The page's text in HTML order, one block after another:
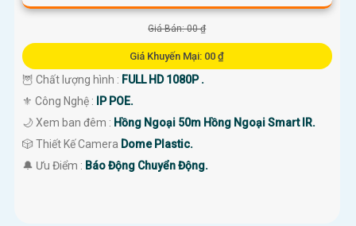
Giá Bán: 00 ₫
Giá Khuyến Mại: 00 ₫
🦉 Chất lượng hình : FULL HD 1080P .
⚜️ Công Nghệ :
IP POE.
🌙 Xem ban đêm : Hồng Ngoại 50m Hồng Ngoại Smart IR.
🎲 Thiết Kế Camera Dome Plastic.
️🔔 Ưu Điểm : Báo Động Chuyển Động.